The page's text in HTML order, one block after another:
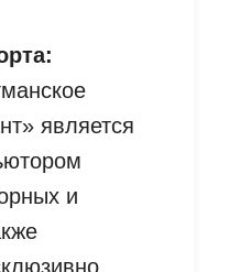
является
и